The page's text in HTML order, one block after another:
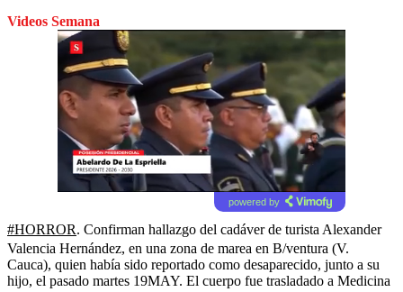
Videos Semana
powered by
#HORROR. Confirman hallazgo del cadáver de turista Alexander
Valencia Hernández, en una zona de marea en B/ventura (V.
Cauca), quien había sido reportado como desaparecido, junto a su
hijo, el pasado martes 19MAY. El cuerpo fue trasladado a Medicina